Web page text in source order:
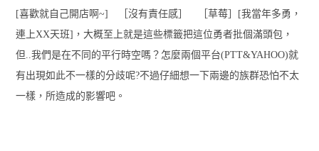
[喜歡就自己開店啊~] ［沒有責任感］ ［草莓］[我當年多勇，
連上XX天班]，大概至上就是這些標籤把這位勇者批個滿頭包，
但..我們是在不同的平行時空嗎？怎麼兩個平台(PTT&YAHOO)就
有出現如此不一樣的分歧呢?不過仔細想一下兩邊的族群恐怕不太
一樣，所造成的影響吧。